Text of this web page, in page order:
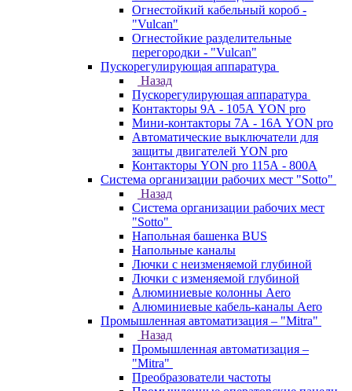
Огнестойкий кабельный короб -
"Vulcan"
Огнестойкие разделительные
перегородки - "Vulcan"
Пускорегулирующая аппаратура
Назад
Пускорегулирующая аппаратура
Контакторы 9А - 105А YON pro
Мини-контакторы 7А - 16А YON pro
Автоматические выключатели для
защиты двигателей YON pro
Контакторы YON pro 115А - 800А
Система организации рабочих мест "Sotto"
Назад
Система организации рабочих мест
"Sotto"
Напольная башенка BUS
Напольные каналы
Лючки с неизменяемой глубиной
Лючки с изменяемой глубиной
Алюминиевые колонны Aero
Алюминиевые кабель-каналы Aero
Промышленная автоматизация – "Mitra"
Назад
Промышленная автоматизация –
"Mitra"
Преобразователи частоты